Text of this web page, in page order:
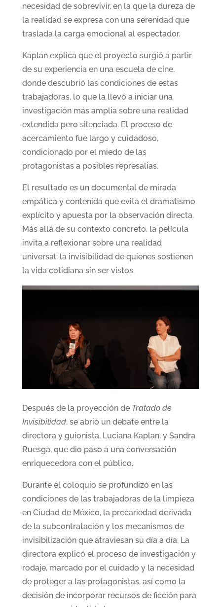
necesidad de sobrevivir, en la que la dureza de
la realidad se expresa con una serenidad que
traslada la carga emocional al espectador.
Kaplan explica que el proyecto surgió a partir
de su experiencia en una escuela de cine,
donde descubrió las condiciones de estas
trabajadoras, lo que la llevó a iniciar una
investigación más amplia sobre una realidad
extendida pero silenciada. El proceso de
acercamiento fue largo y cuidadoso,
condicionado por el miedo de las
protagonistas a posibles represalias.
El resultado es un documental de mirada
empática y contenida que evita el dramatismo
explícito y apuesta por la observación directa.
Más allá de su contexto concreto, la película
invita a reflexionar sobre una realidad
universal: la invisibilidad de quienes sostienen
la vida cotidiana sin ser vistos.
Después de la proyección de Tratado de
Invisibilidad, se abrió un debate entre la
directora y guionista, Luciana Kaplan, y Sandra
Ruesga, que dio paso a una conversación
enriquecedora con el público.
Durante el coloquio se profundizó en las
condiciones de las trabajadoras de la limpieza
en Ciudad de México, la precariedad derivada
de la subcontratación y los mecanismos de
invisibilización que atraviesan su día a día. La
directora explicó el proceso de investigación y
rodaje, marcado por el cuidado y la necesidad
de proteger a las protagonistas, así como la
decisión de incorporar recursos de ficción para